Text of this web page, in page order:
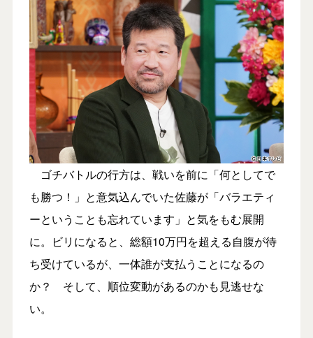
ゴチバトルの行方は、戦いを前に「何としてで
も勝つ！」と意気込んでいた佐藤が「バラエティ
ーということも忘れています」と気をもむ展開
に。ビリになると、総額10万円を超える自腹が待
ち受けているが、一体誰が支払うことになるの
か？ そして、順位変動があるのかも見逃せな
い。